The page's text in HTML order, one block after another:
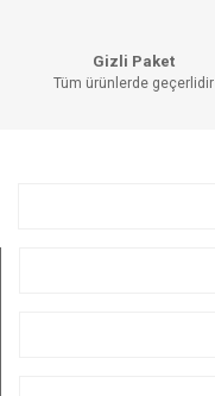
Gizli Paket
Tüm ürünlerde geçerlidir